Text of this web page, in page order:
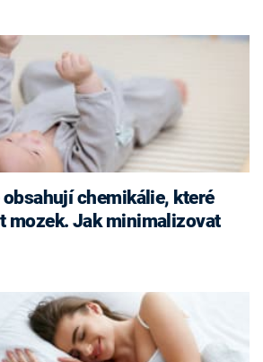
chemikálie, které
mozek. Jak minimalizovat